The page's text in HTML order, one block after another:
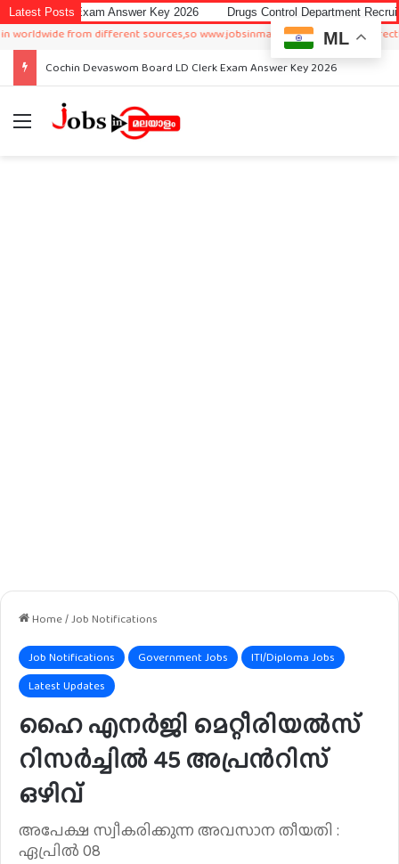
Latest Posts
Exam Answer Key 2026 Drugs Control Department Recruitment
from different sources,so www.jobsinmalayalam.com is not directly or
Cochin Devaswom Board LD Clerk Exam Answer Key 2026
Menu
Home/Job Notifications
Job Notifications Government Jobs
ITI/Diploma Jobs
Latest Updates
ഹൈ എനർജി മെറ്റീരിയൽസ്
റിസർച്ചിൽ 45 അപ്രൻറിസ്
ഒഴിവ്
അപേക്ഷ സ്വീകരിക്കുന്ന അവസാന തീയതി :
ഏപ്രിൽ 08
ML